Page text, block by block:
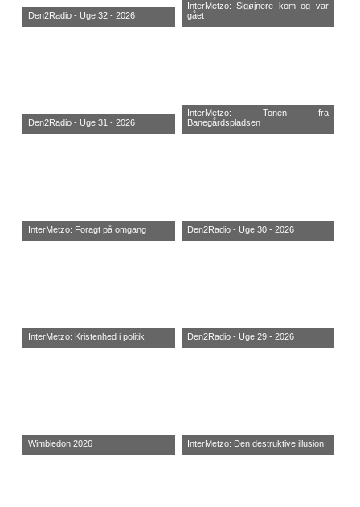
Den2Radio - Uge 32 - 2026
InterMetzo: Sigøjnere kom og var
gået
Den2Radio - Uge 31 - 2026
InterMetzo: Tonen fra
Banegårdspladsen
InterMetzo: Foragt på omgang Den2Radio - Uge 30 - 2026
InterMetzo: Kristenhed i politik Den2Radio - Uge 29 - 2026
Wimbledon 2026 InterMetzo: Den destruktive illusion